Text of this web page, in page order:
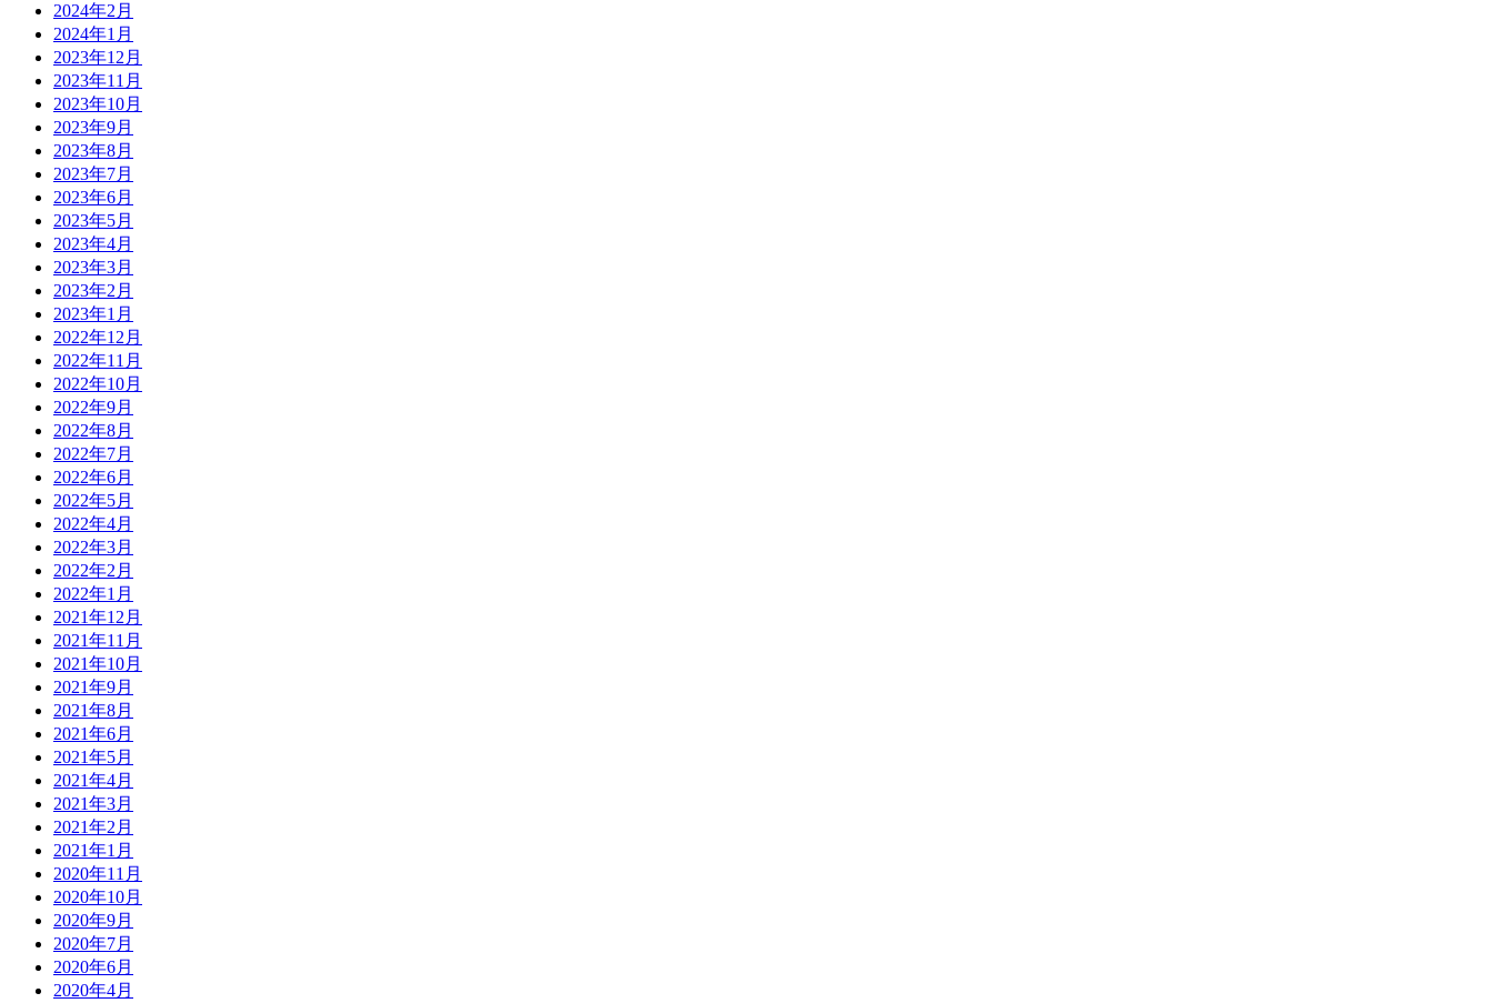
2024年2月
2024年1月
2023年12月
2023年11月
2023年10月
2023年9月
2023年8月
2023年7月
2023年6月
2023年5月
2023年4月
2023年3月
2023年2月
2023年1月
2022年12月
2022年11月
2022年10月
2022年9月
2022年8月
2022年7月
2022年6月
2022年5月
2022年4月
2022年3月
2022年2月
2022年1月
2021年12月
2021年11月
2021年10月
2021年9月
2021年8月
2021年6月
2021年5月
2021年4月
2021年3月
2021年2月
2021年1月
2020年11月
2020年10月
2020年9月
2020年7月
2020年6月
2020年4月